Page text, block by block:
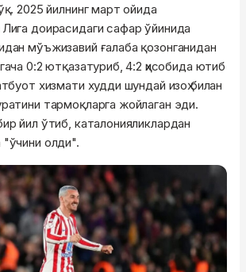
2025 йилнинг март ойида
доирасидаги сафар ўйинида
мўъжизавий ғалаба қозонганидан
0:2 ютқазатуриб, 4:2 ҳисобида ютиб
хизмати худди шундай изоҳ билан
тармоқларга жойлаган эди.
йил ўтиб, каталонияликлардан
олди".